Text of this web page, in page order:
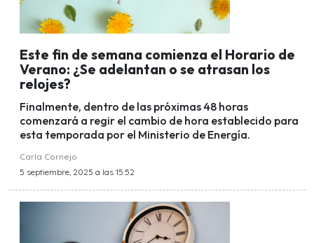
Este fin de semana comienza el Horario de
Verano: ¿Se adelantan o se atrasan los
relojes?
Finalmente, dentro de las próximas 48 horas
comenzará a regir el cambio de hora establecido para
esta temporada por el Ministerio de Energía.
Carla Cornejo
5 septiembre, 2025 a las 15:52